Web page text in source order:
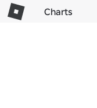
Charts